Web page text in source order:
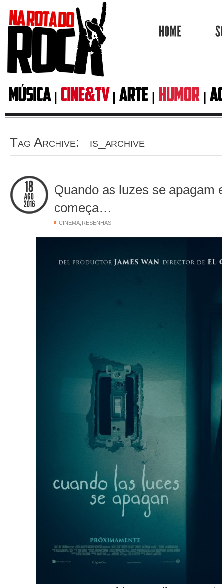
Tag Archive: is_archive
Quando as luzes se apagam
começa…
CINEMA, RESENHAS